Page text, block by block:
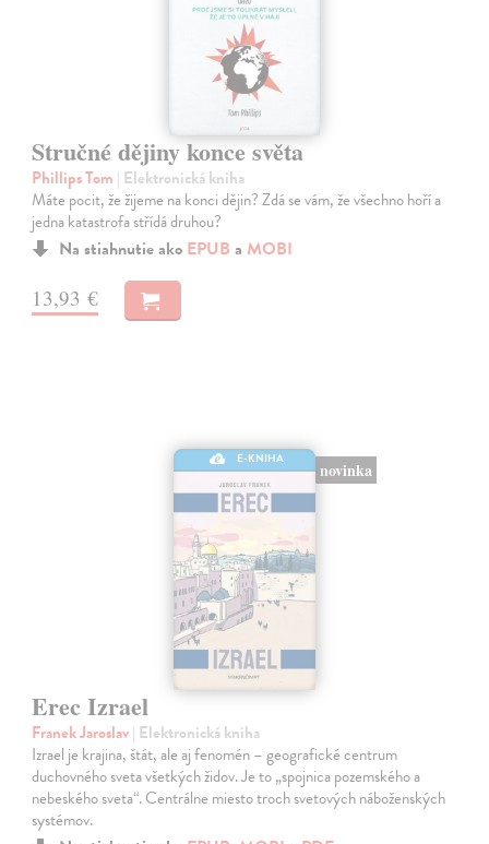
Stručné dějiny konce světa
Phillips Tom | Elektronická kniha
Máte pocit, že žijeme na konci dějin? Zdá se vám, že všechno hoří a
jedna katastrofa střídá druhou?
Na stiahnutie ako EPUB a MOBI
13,93 €
E-KNIHA
novinka
Erec Izrael
Franek Jaroslav| Elektronická kniha
Izrael je krajina, štát, ale aj fenomén – geografické centrum
duchovného sveta všetkých židov. Je to „spojnica pozemského a
nebeského sveta“. Centrálne miesto troch svetových náboženských
systémov.